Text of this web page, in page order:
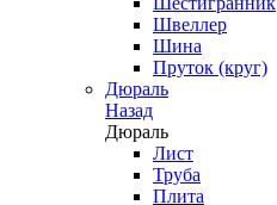
Швеллер
Шина
Пруток (круг)
Дюраль
Назад
Дюраль
Лист
Труба
Плита